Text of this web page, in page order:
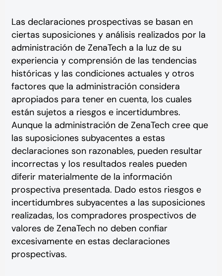
Las declaraciones prospectivas se basan en
ciertas suposiciones y análisis realizados por la
administración de ZenaTech a la luz de su
experiencia y comprensión de las tendencias
históricas y las condiciones actuales y otros
factores que la administración considera
apropiados para tener en cuenta, los cuales
están sujetos a riesgos e incertidumbres.
Aunque la administración de ZenaTech cree que
las suposiciones subyacentes a estas
declaraciones son razonables, pueden resultar
incorrectas y los resultados reales pueden
diferir materialmente de la información
prospectiva presentada. Dado estos riesgos e
incertidumbres subyacentes a las suposiciones
realizadas, los compradores prospectivos de
valores de ZenaTech no deben confiar
excesivamente en estas declaraciones
prospectivas.